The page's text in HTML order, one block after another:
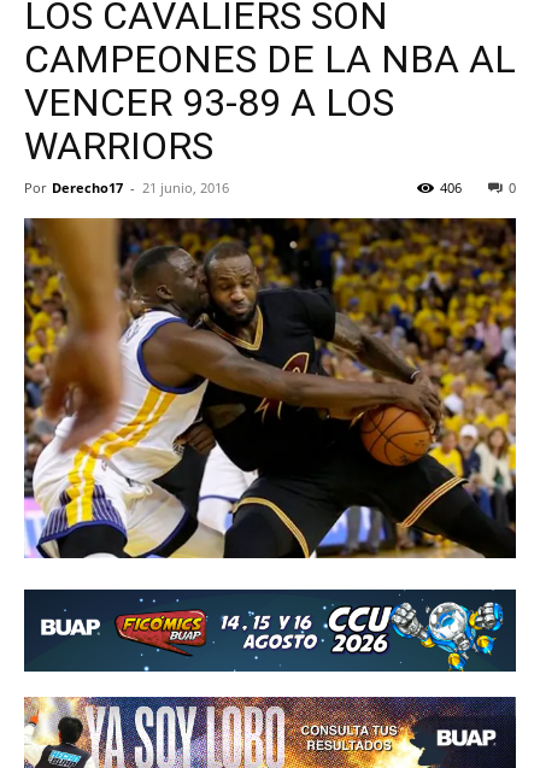
LOS CAVALIERS SON
CAMPEONES DE LA NBA AL
VENCER 93-89 A LOS
WARRIORS
Por Derecho17 - 21 junio, 2016 0
406